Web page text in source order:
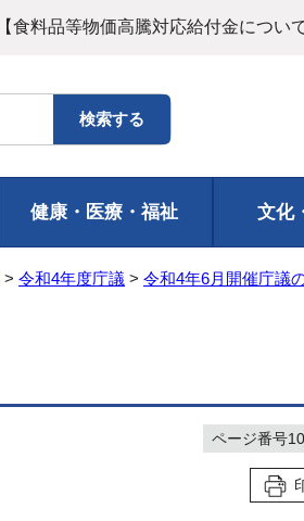
【食料品等物価高騰対応給付金について
健康・医療・福祉 文化
> 令和4年度庁議 > 令和4年6月開催庁議
ページ番号